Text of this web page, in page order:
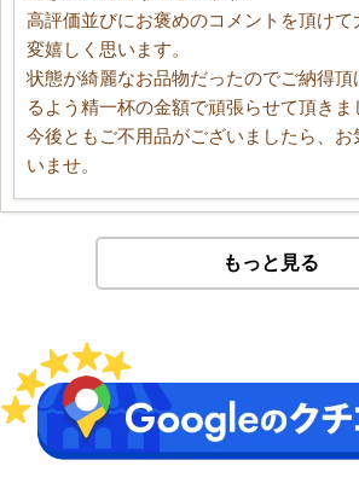
高評価並びにお褒めのコメントを頂けて
変嬉しく思います。
状態が綺麗なお品物だったのでご納得頂
るよう精一杯の金額で頑張らせて頂きま
今後ともご不用品がございましたら、お
いませ。
もっと見る